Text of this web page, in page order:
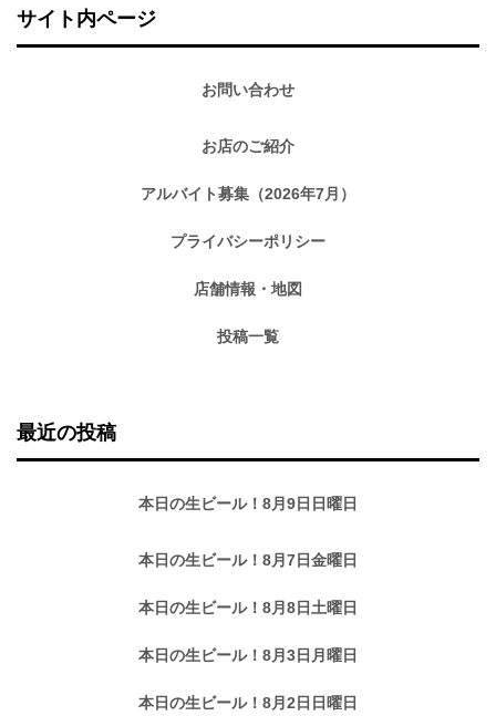
サイト内ページ
お問い合わせ
お店のご紹介
アルバイト募集（2026年7月）
プライバシーポリシー
店舗情報・地図
投稿一覧
最近の投稿
本日の生ビール！8月9日日曜日
本日の生ビール！8月7日金曜日
本日の生ビール！8月8日土曜日
本日の生ビール！8月3日月曜日
本日の生ビール！8月2日日曜日